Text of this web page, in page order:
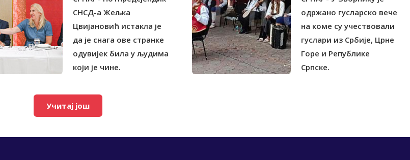
СНСД-а Жељка
Цвијановић истакла је
да је снага ове странке
одувијек била у људима
који је чине.
одржано гусларско вече
на коме су учествовали
гуслари из Србије, Црне
Горе и Републике
Српске.
Учитај још